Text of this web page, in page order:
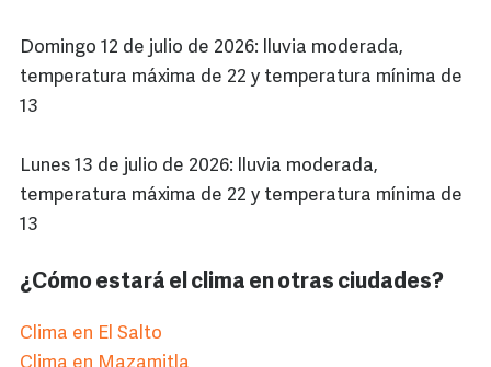
Domingo 12 de julio de 2026: lluvia moderada,
temperatura máxima de 22 y temperatura mínima de
13
Lunes 13 de julio de 2026: lluvia moderada,
temperatura máxima de 22 y temperatura mínima de
13
¿Cómo estará el clima en otras ciudades?
Clima en El Salto